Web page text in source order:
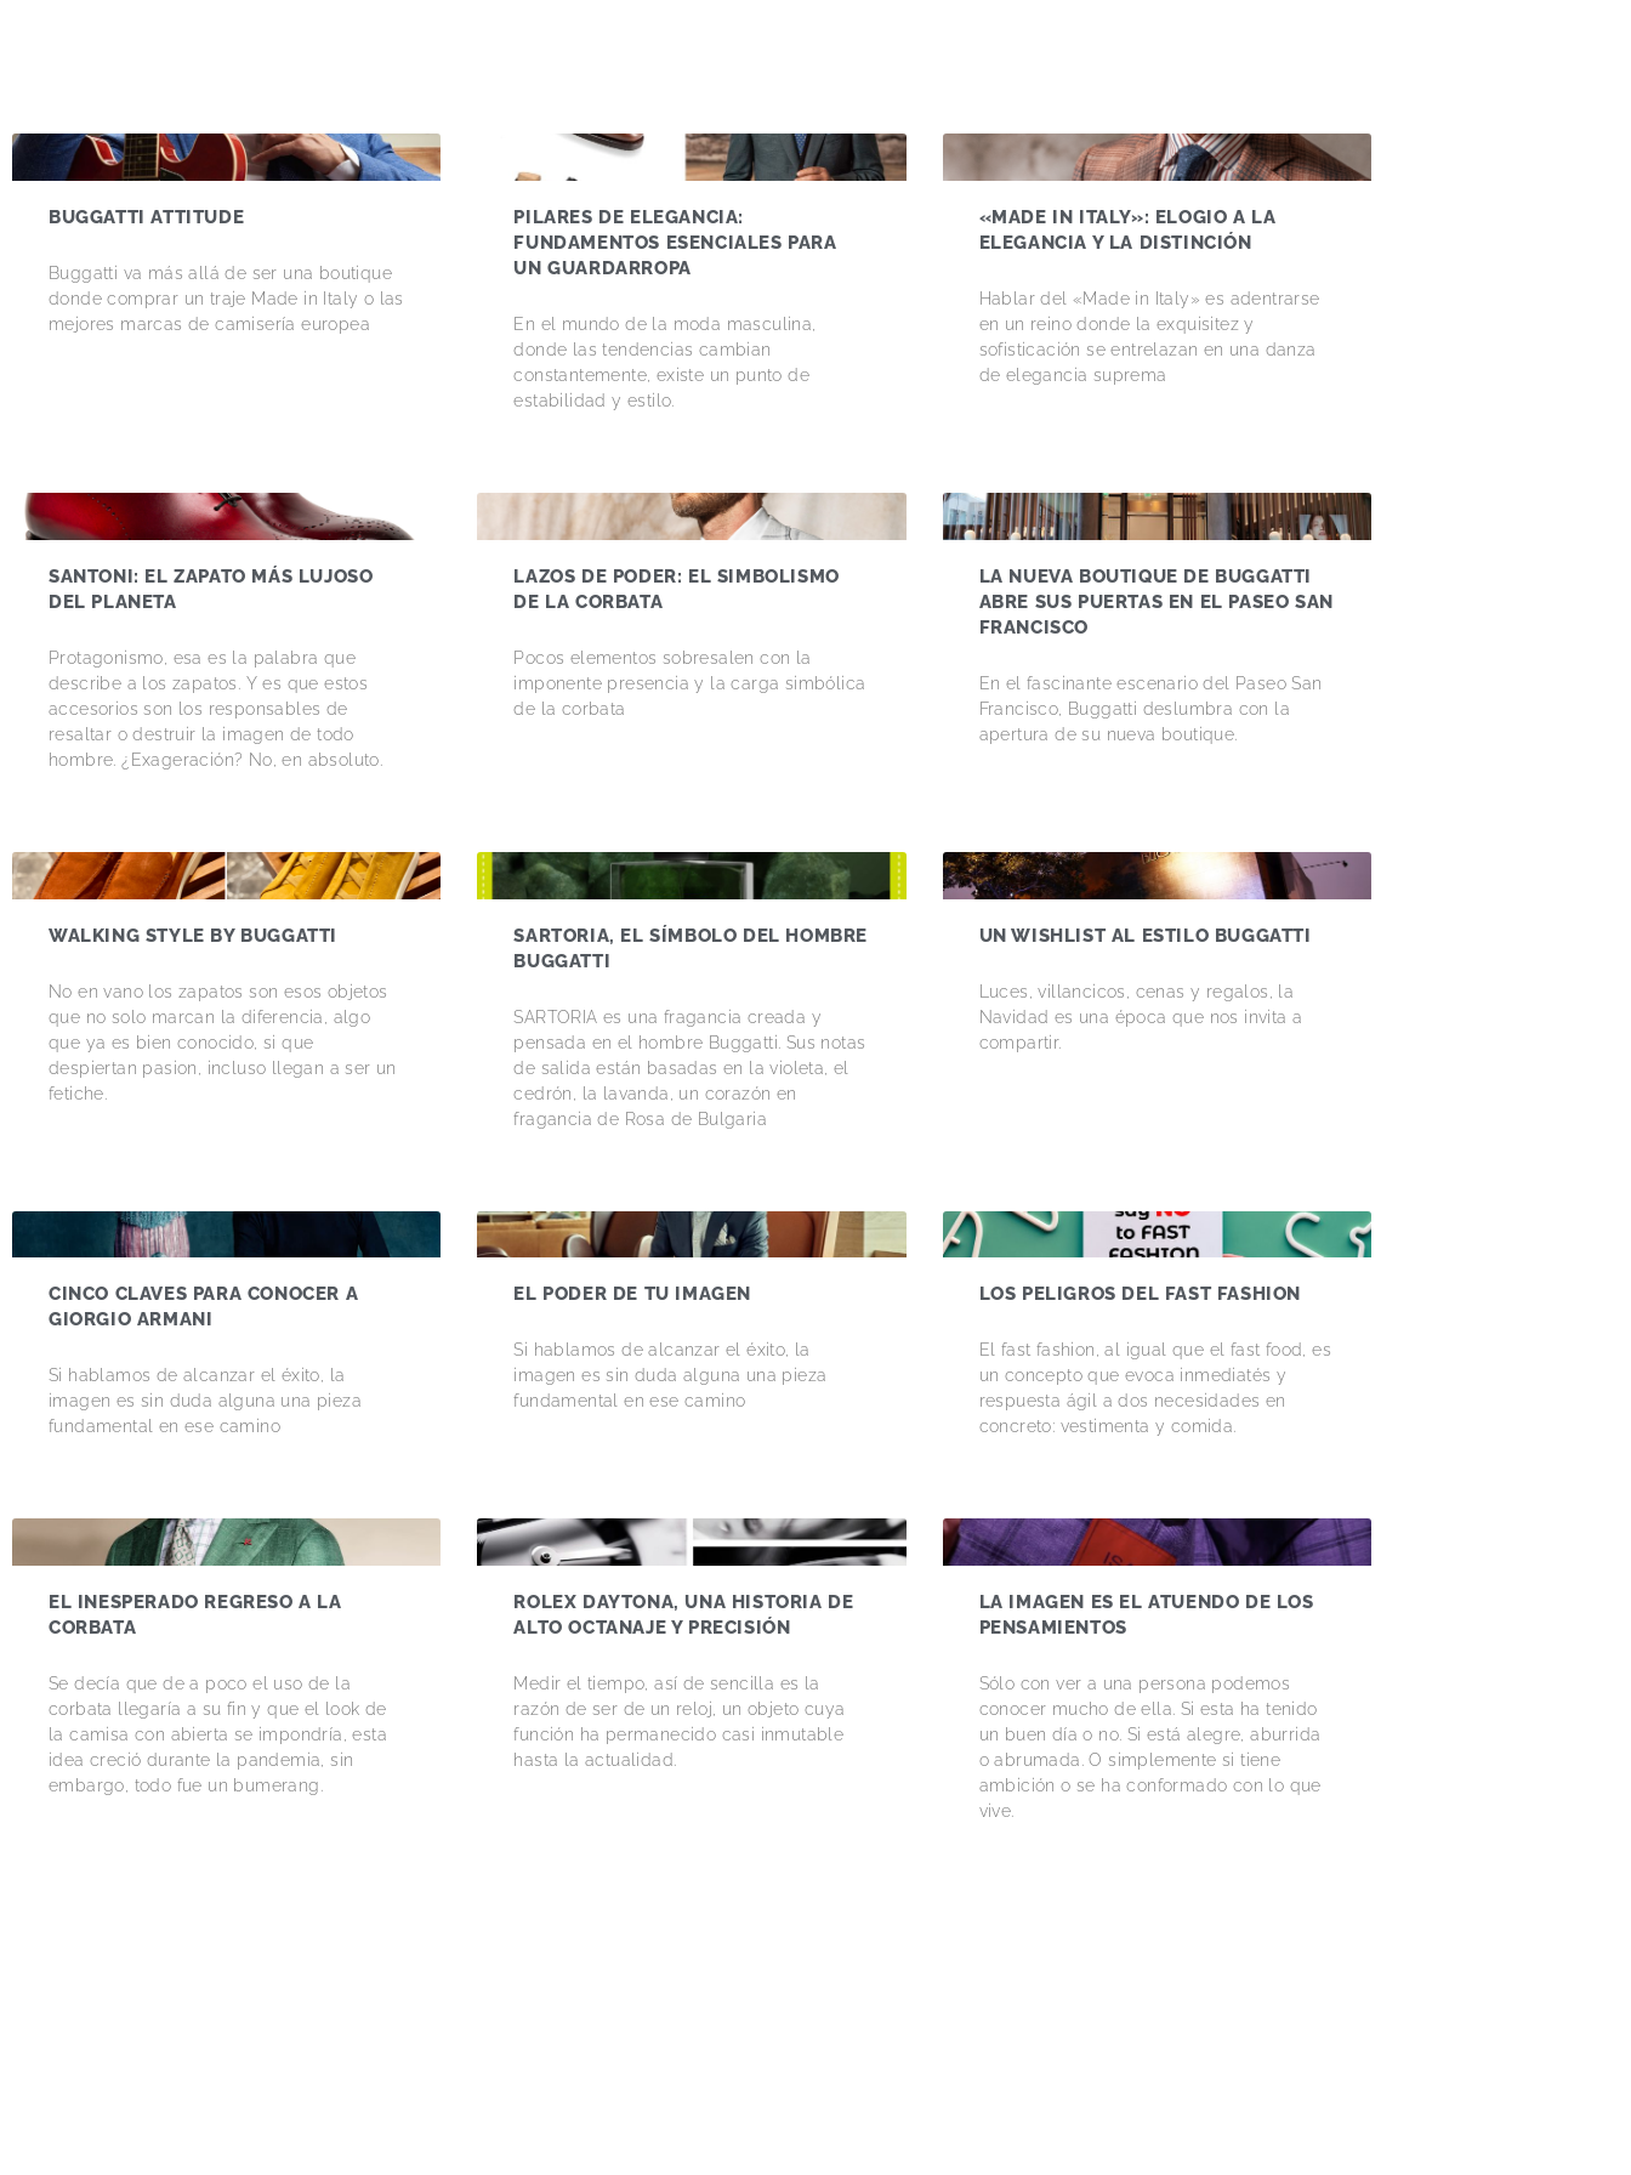
BUGGATTI ATTITUDE
Buggatti va más allá de ser una boutique
donde comprar un traje Made in Italy o las
mejores marcas de camisería europea
PILARES DE ELEGANCIA:
FUNDAMENTOS ESENCIALES PARA
UN GUARDARROPA
En el mundo de la moda masculina,
donde las tendencias cambian
constantemente, existe un punto de
estabilidad y estilo.
«MADE IN ITALY»: ELOGIO A LA
ELEGANCIA Y LA DISTINCIÓN
Hablar del «Made in Italy» es adentrarse
en un reino donde la exquisitez y
sofisticación se entrelazan en una danza
de elegancia suprema
SANTONI: EL ZAPATO MÁS LUJOSO
DEL PLANETA
Protagonismo, esa es la palabra que
describe a los zapatos. Y es que estos
accesorios son los responsables de
resaltar o destruir la imagen de todo
hombre. ¿Exageración? No, en absoluto.
LAZOS DE PODER: EL SIMBOLISMO
DE LA CORBATA
Pocos elementos sobresalen con la
imponente presencia y la carga simbólica
de la corbata
LA NUEVA BOUTIQUE DE BUGGATTI
ABRE SUS PUERTAS EN EL PASEO SAN
FRANCISCO
En el fascinante escenario del Paseo San
Francisco, Buggatti deslumbra con la
apertura de su nueva boutique.
WALKING STYLE BY BUGGATTI
No en vano los zapatos son esos objetos
que no solo marcan la diferencia, algo
que ya es bien conocido, si que
despiertan pasion, incluso llegan a ser un
fetiche.
SARTORIA, EL SÍMBOLO DEL HOMBRE
BUGGATTI
SARTORIA es una fragancia creada y
pensada en el hombre Buggatti. Sus notas
de salida están basadas en la violeta, el
cedrón, la lavanda, un corazón en
fragancia de Rosa de Bulgaria
UN WISHLIST AL ESTILO BUGGATTI
Luces, villancicos, cenas y regalos, la
Navidad es una época que nos invita a
compartir.
CINCO CLAVES PARA CONOCER A
GIORGIO ARMANI
Si hablamos de alcanzar el éxito, la
imagen es sin duda alguna una pieza
fundamental en ese camino
EL PODER DE TU IMAGEN
Si hablamos de alcanzar el éxito, la
imagen es sin duda alguna una pieza
fundamental en ese camino
LOS PELIGROS DEL FAST FASHION
El fast fashion, al igual que el fast food, es
un concepto que evoca inmediatés y
respuesta ágil a dos necesidades en
concreto: vestimenta y comida.
EL INESPERADO REGRESO A LA
CORBATA
Se decía que de a poco el uso de la
corbata llegaría a su fin y que el look de
la camisa con abierta se impondría, esta
idea creció durante la pandemia, sin
embargo, todo fue un bumerang.
ROLEX DAYTONA, UNA HISTORIA DE
ALTO OCTANAJE Y PRECISIÓN
Medir el tiempo, así de sencilla es la
razón de ser de un reloj, un objeto cuya
función ha permanecido casi inmutable
hasta la actualidad.
LA IMAGEN ES EL ATUENDO DE LOS
PENSAMIENTOS
Sólo con ver a una persona podemos
conocer mucho de ella. Si esta ha tenido
un buen día o no. Si está alegre, aburrida
o abrumada. O simplemente si tiene
ambición o se ha conformado con lo que
vive.